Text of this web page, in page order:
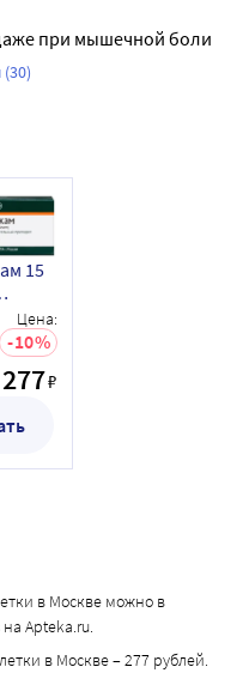
при мышечной боли
15
Цена:
10
277₽
в Москве можно в
Apteka.ru.
в Москве – 277 рублей.